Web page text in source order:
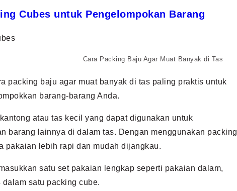
Cubes untuk Pengelompokan Barang
Cara Packing Baju Agar Muat Banyak di Tas
packing baju agar muat banyak di tas paling praktis untuk
barang-barang Anda.
atau tas kecil yang dapat digunakan untuk
barang lainnya di dalam tas. Dengan menggunakan packing
pakaian lebih rapi dan mudah dijangkau.
satu set pakaian lengkap seperti pakaian dalam,
satu packing cube.